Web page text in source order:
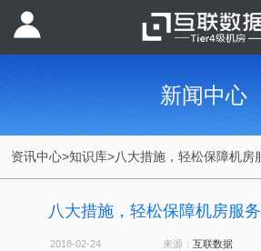
新闻中心
资讯中心>知识库>八大措施，轻松保障机房
八大措施，轻松保障机房服
2018-02-24 来源： 互联数据